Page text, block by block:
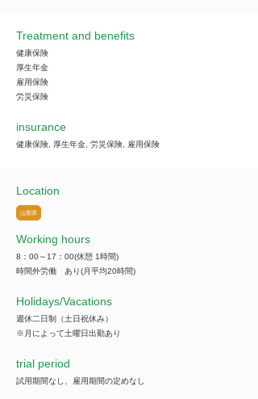
Treatment and benefits
健康保険
厚生年金
雇用保険
労災保険
insurance
健康保険, 厚生年金, 労災保険, 雇用保険
Location
山梨県
Working hours
8：00～17：00(休憩 1時間)
時間外労働 あり(月平均20時間)
​Holidays/Vacations
週休二日制（土日祝休み）
※月によって土曜日出勤あり
trial period
試用期間なし、雇用期間の定めなし